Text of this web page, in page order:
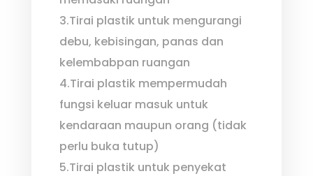
3.Tirai plastik untuk mengurangi
debu, kebisingan, panas dan
kelembabpan ruangan
4.Tirai plastik mempermudah
fungsi keluar masuk untuk
kendaraan maupun orang (tidak
perlu buka tutup)
5.Tirai plastik untuk penyekat